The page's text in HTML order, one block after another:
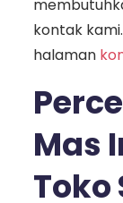
kontak
halaman
Mas
Toko